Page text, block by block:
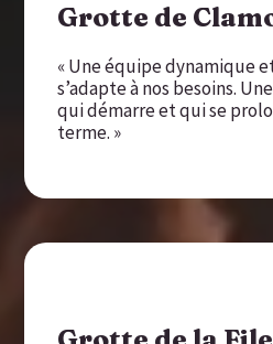
Grotte de
« Une équipe dynamique
s’adapte à nos besoins.
qui démarre et qui se
terme. »